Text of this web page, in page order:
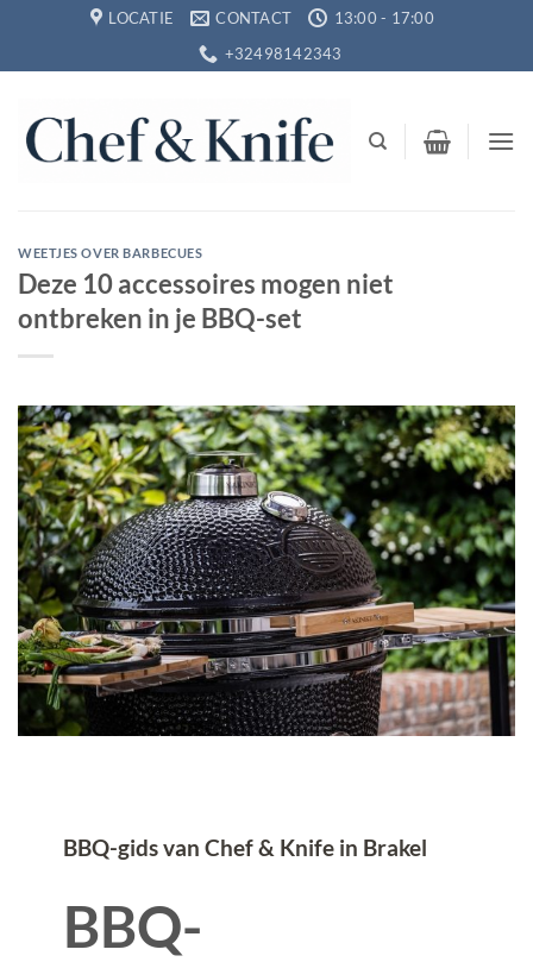
inhoud
LOCATIE CONTACT
13:00 - 17:00
+32498142343
WEETJES OVER BARBECUES
Deze 10 accessoires mogen niet
ontbreken in je BBQ-set
BBQ-gids van Chef & Knife in Brakel
BBQ-